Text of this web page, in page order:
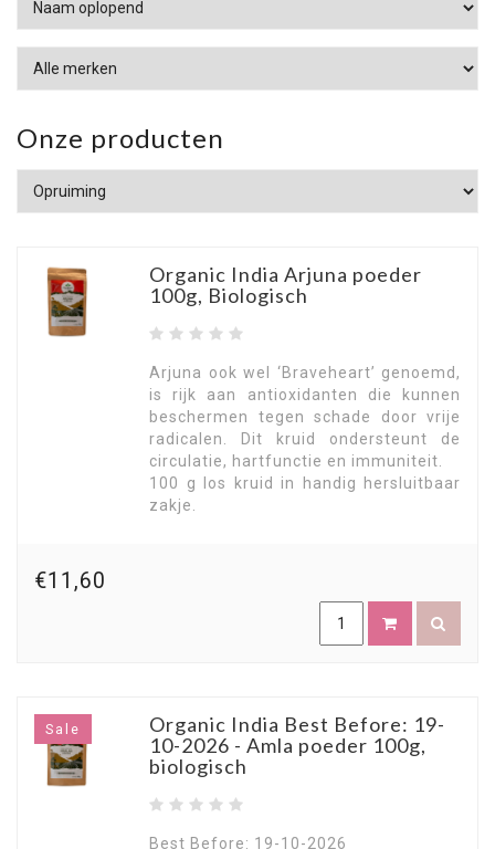
Onze producten
Organic India Arjuna poeder
100g, Biologisch
Arjuna ook wel ‘Braveheart’ genoemd,
is rijk aan antioxidanten die kunnen
beschermen tegen schade door vrije
radicalen. Dit kruid ondersteunt de
circulatie, hartfunctie en immuniteit.
100 g los kruid in handig hersluitbaar
zakje.
€11,60
Sale
Organic India Best Before: 19-
10-2026 - Amla poeder 100g,
biologisch
Best Before: 19-10-2026